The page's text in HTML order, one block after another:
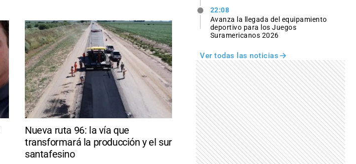
Nueva ruta 96: la vía que
transformará la producción y el sur
santafesino
22:08
Avanza la llegada del equipamiento
deportivo para los Juegos
Suramericanos 2026
Ver todas las noticias